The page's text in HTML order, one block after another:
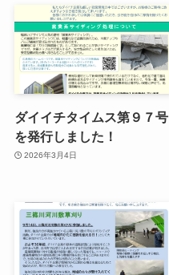
ダイイチタイムス第９７号
を発行しました！
2026年3月4日